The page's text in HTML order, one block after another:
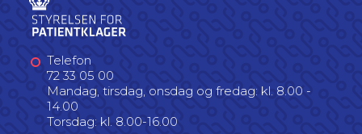
Telefon
72 33 05 00
Mandag, tirsdag, onsdag og fredag: kl. 8.00 -
14.00
Torsdag: kl. 8.00-16.00